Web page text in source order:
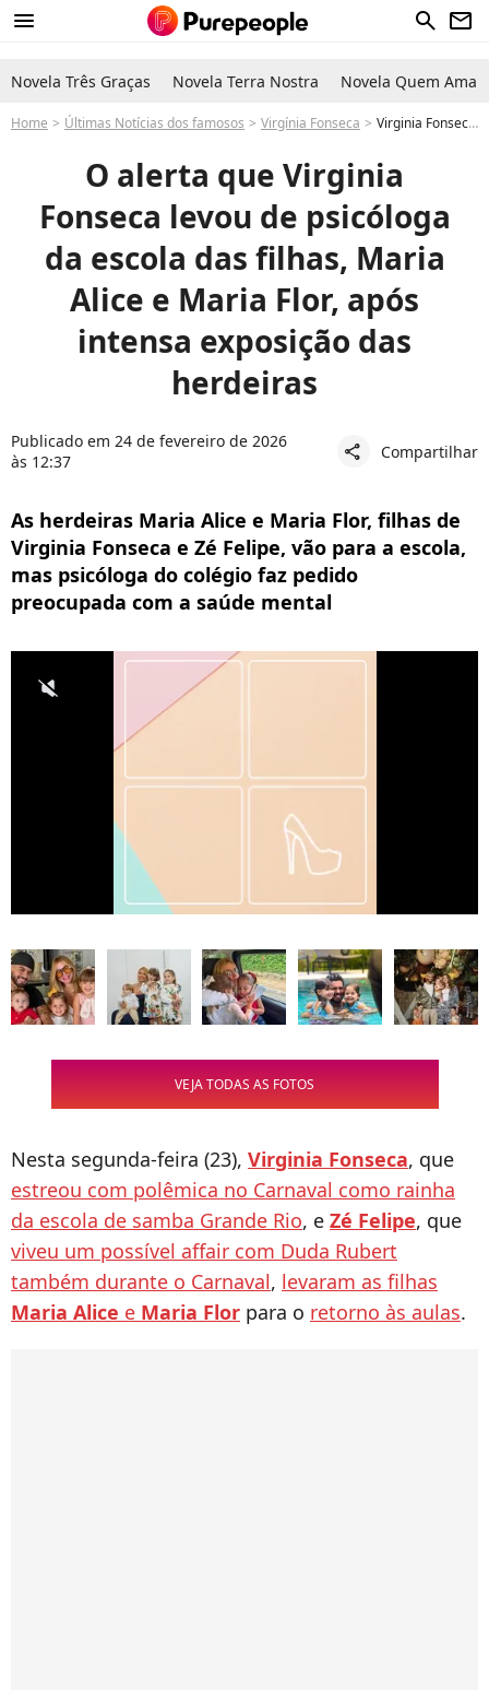
menu search newsletter
Novela Três Graças Novela Terra Nostra Novela Quem Ama
Home Últimas Notícias dos famosos Virgínia Fonseca Virginia Fonseca está grávida? Maria Alice e Maria Flor, filhas da influenciadora famosa, vão para a escola e psicóloga faz pedido para ajudar na saúde mental das crianças
O alerta que Virginia
Fonseca levou de psicóloga
da escola das filhas, Maria
Alice e Maria Flor, após
intensa exposição das
herdeiras
Publicado em 24 de fevereiro de 2026
às 12:37
share Compartilhar
As herdeiras Maria Alice e Maria Flor, filhas de
Virginia Fonseca e Zé Felipe, vão para a escola,
mas psicóloga do colégio faz pedido
preocupada com a saúde mental
VEJA TODAS AS FOTOS
Nesta segunda-feira (23), Virginia Fonseca, que
estreou com polêmica no Carnaval como rainha
da escola de samba Grande Rio, e Zé Felipe, que
viveu um possível affair com Duda Rubert
também durante o Carnaval, levaram as filhas
Maria Alice e Maria Flor para o retorno às aulas.